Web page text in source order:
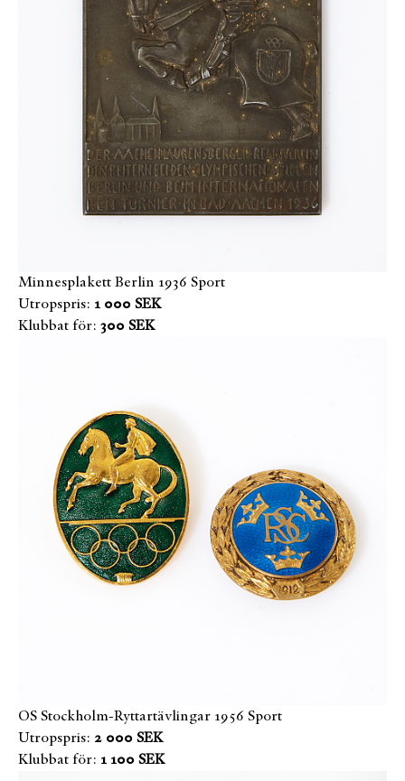
Minnesplakett Berlin 1936 Sport
Utropspris: 1 000 SEK
Klubbat för: 300 SEK
OS Stockholm-Ryttartävlingar 1956 Sport
Utropspris: 2 000 SEK
Klubbat för: 1 100 SEK